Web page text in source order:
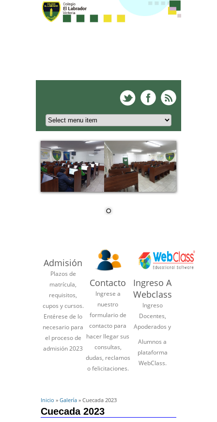
Admisión
Plazos de
matrícula,
requisitos,
cupos y cursos.
Entérese de lo
necesario para
el proceso de
admisión 2023
Contacto
Ingrese a
nuestro
formulario de
contacto para
hacer llegar sus
consultas,
dudas, reclamos
o felicitaciones.
Ingreso A
Webclass
Ingreso
Docentes,
Apoderados y
Alumnos a
plataforma
WebClass.
Inicio » Galería » Cuecada 2023
Cuecada 2023